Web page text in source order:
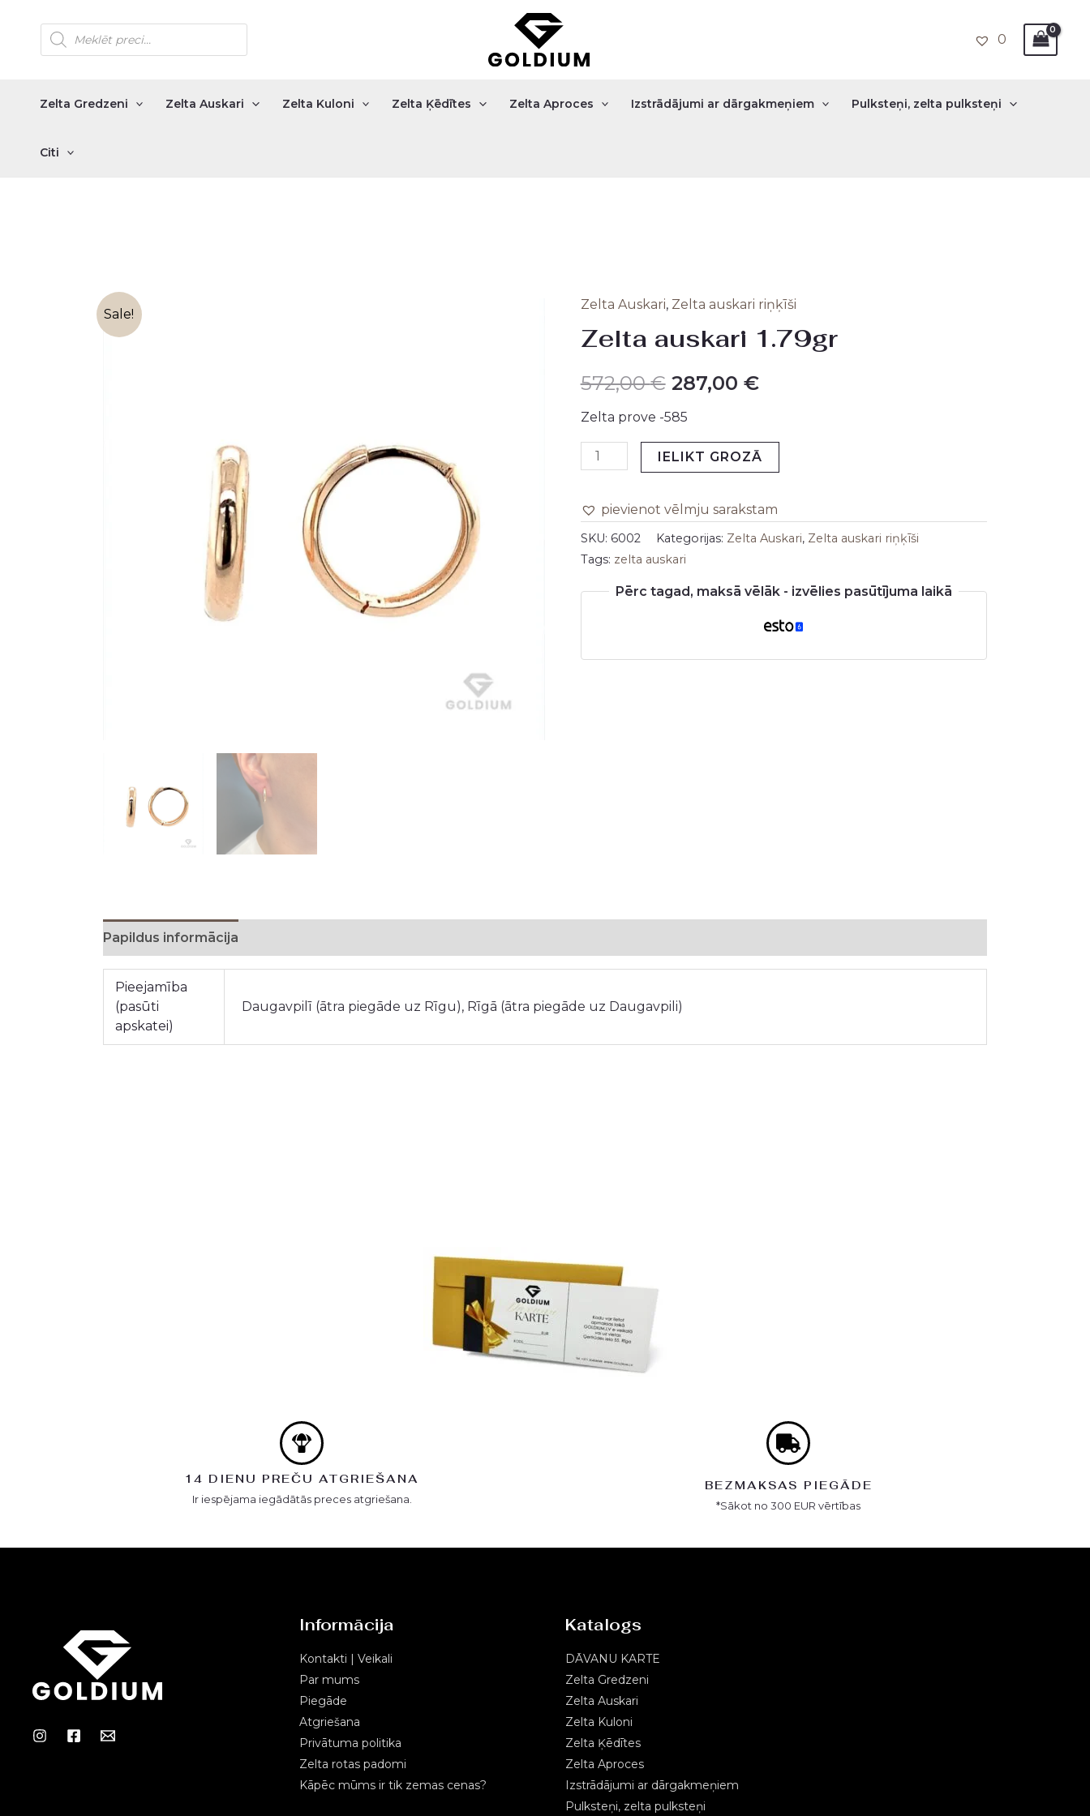
content
Products
search
0
Zelta Gredzeni Zelta Auskari Zelta Kuloni Zelta Ķēdītes Zelta Aproces Izstrādājumi ar dārgakmeņiem Pulksteņi, zelta pulksteņi
Citi
Sale!
Zelta Auskari, Zelta auskari riņķīši
Zelta auskari 1.79gr
572,00€
Original
price
was:
572,00 €.
287,00 €
Current
price
is:
Zelta prove -585
Zelta
auskari
daudzums
IELIKT GROZĀ
pievienot vēlmju sarakstam
SKU: 6002 Kategorijas: Zelta Auskari, Zelta auskari riņķīši
Tags: zelta auskari
Pērc tagad, maksā vēlāk - izvēlies pasūtījuma laikā
Papildus informācija
Pieejamība
(pasūti
apskatei)
Daugavpilī (ātra piegāde uz Rīgu), Rīgā (ātra piegāde uz Daugavpili)
14 DIENU PREČU ATGRIEŠANA
Ir iespējama iegādātās preces atgriešana.
BEZMAKSAS PIEGĀDE
*Sākot no 300 EUR vērtības
Informācija
Kontakti | Veikali
Par mums
Piegāde
Atgriešana
Privātuma politika
Zelta rotas padomi
Kāpēc mūms ir tik zemas cenas?
Katalogs
DĀVANU KARTE
Zelta Gredzeni
Zelta Auskari
Zelta Kuloni
Zelta Ķēdītes
Zelta Aproces
Izstrādājumi ar dārgakmeņiem
Pulksteņi, zelta pulksteņi